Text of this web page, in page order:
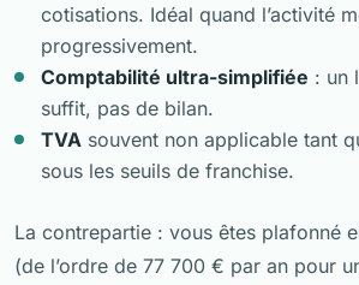
cotisations. Idéal quand l’activité
progressivement.
Comptabilité ultra-simplifiée : un
suffit, pas de bilan.
TVA souvent non applicable tant
sous les seuils de franchise.
La contrepartie : vous êtes plafonné
(de l’ordre de 77 700 € par an pour